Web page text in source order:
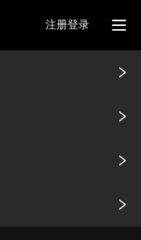
注册登录